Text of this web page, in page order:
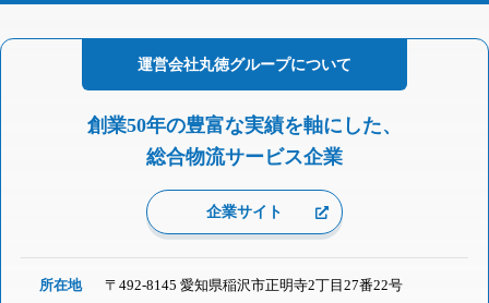
運営会社丸徳グループについて
創業50年の豊富な実績を軸にした、
総合物流サービス企業
企業サイト
所在地
〒492-8145 愛知県稲沢市正明寺2丁目27番22号